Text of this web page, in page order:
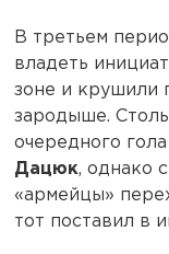
В третьем
владеть
зоне и крушили
зародыше.
очередного
Дацюк, однако
«армейцы»
тот поставил в